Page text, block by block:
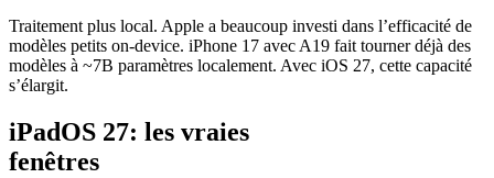
Traitement plus local. Apple a beaucoup investi dans l’efficacité de
modèles petits on-device. iPhone 17 avec A19 fait tourner déjà des
modèles à ~7B paramètres localement. Avec iOS 27, cette capacité
s’élargit.
iPadOS 27: les vraies
fenêtres